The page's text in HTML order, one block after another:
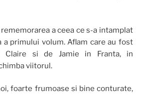
a ceea ce s-a intamplat
a primului volum. Aflam care au fost
Claire si de Jamie in Franta, in
viitorul.
foarte frumoase si bine conturate,